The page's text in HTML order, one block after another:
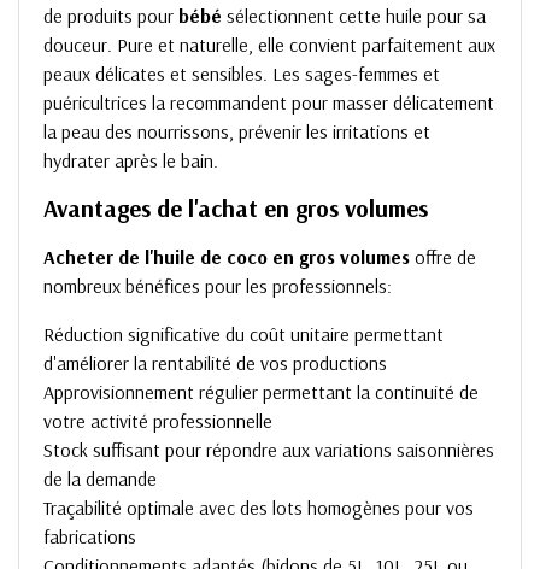
de produits pour bébé sélectionnent cette huile pour sa
douceur. Pure et naturelle, elle convient parfaitement aux
peaux délicates et sensibles. Les sages-femmes et
puéricultrices la recommandent pour masser délicatement
la peau des nourrissons, prévenir les irritations et
hydrater après le bain.
Avantages de l'achat en gros volumes
Acheter de l'huile de coco en gros volumes offre de
nombreux bénéfices pour les professionnels:
Réduction significative du coût unitaire permettant
d'améliorer la rentabilité de vos productions
Approvisionnement régulier permettant la continuité de
votre activité professionnelle
Stock suffisant pour répondre aux variations saisonnières
de la demande
Traçabilité optimale avec des lots homogènes pour vos
fabrications